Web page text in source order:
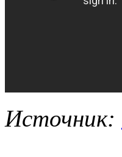
Источник: